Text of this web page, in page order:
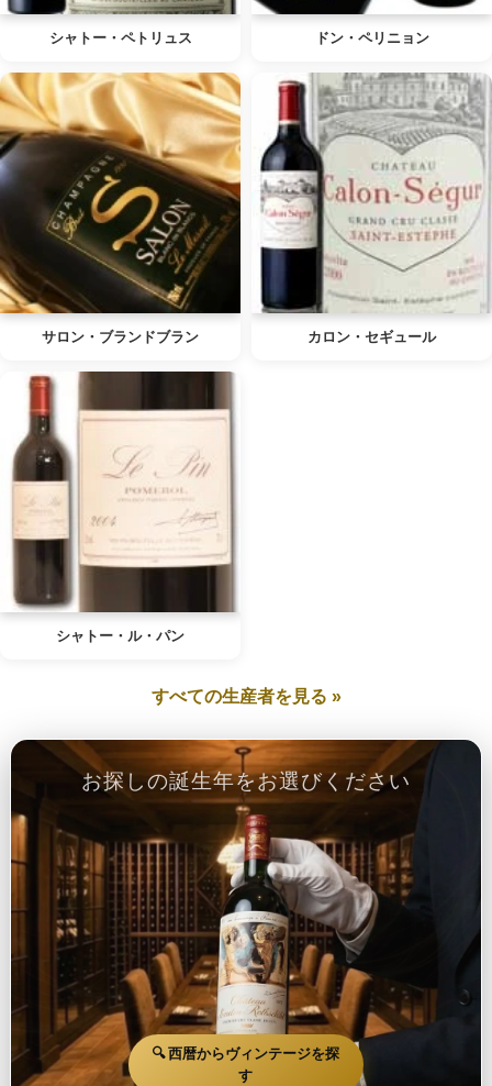
シャトー・ペトリュス ドン・ペリニョン
サロン・ブランドブラン カロン・セギュール
シャトー・ル・パン
すべての生産者を見る »
お探しの誕生年をお選びください
🔍 西暦からヴィンテージを探
す